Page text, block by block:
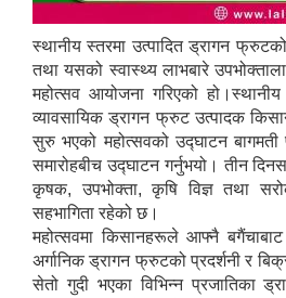
स्थानीय स्तरमा उत्पादित ड्रागन
तथा यसको स्वास्थ्य लाभबारे
महोत्सव आयोजना गरिएको
व्यावसायिक ड्रागन फ्रुट उत्पादक
सुरु भएको महोत्सवको उद्घाटन
समारोहबीच उद्घाटन गर्नुभयो। तीन
कृषक, उपभोक्ता, कृषि विज्ञ तथा
सहभागिता रहेको छ।
महोत्सवमा किसानहरूले आफ्नै
अर्गानिक ड्रागन फ्रुटको प्रदर्शनी र
सेतो गुदी भएका विभिन्न प्रजातिका